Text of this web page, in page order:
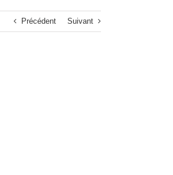
Précédent Suivant